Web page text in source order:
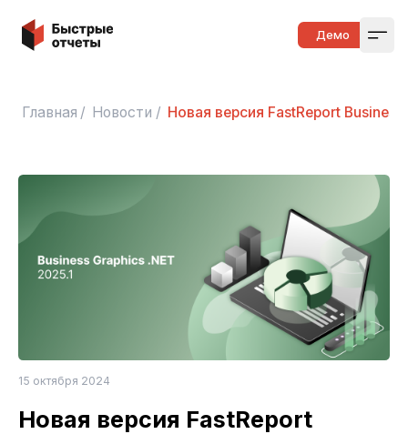
Быстрые отчеты Демо
Главная / Новости / Новая версия FastReport
15 октября 2024
Новая версия FastReport